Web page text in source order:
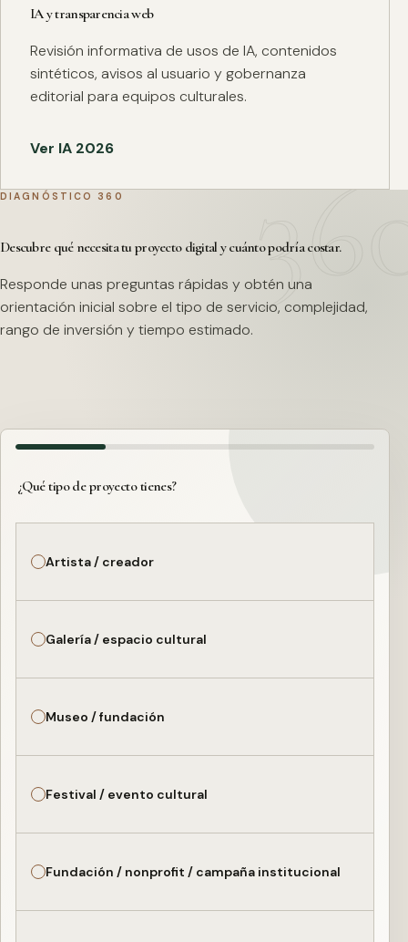
IA y transparencia web
Revisión informativa de usos de IA, contenidos
sintéticos, avisos al usuario y gobernanza
editorial para equipos culturales.
Ver IA 2026
DIAGNÓSTICO 360
Descubre qué necesita tu proyecto digital y cuánto podría costar.
Responde unas preguntas rápidas y obtén una
orientación inicial sobre el tipo de servicio, complejidad,
rango de inversión y tiempo estimado.
¿Qué tipo de proyecto tienes?
Artista / creador
Galería / espacio cultural
Museo / fundación
Festival / evento cultural
Fundación / nonprofit / campaña institucional